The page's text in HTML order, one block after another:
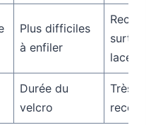
Plus difficiles
à enfiler
lacets
Durée du
velcro
Très